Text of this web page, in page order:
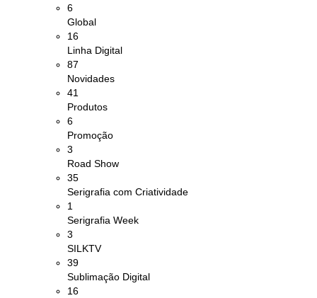
6
Global
16
Linha Digital
87
Novidades
41
Produtos
6
Promoção
3
Road Show
35
Serigrafia com Criatividade
1
Serigrafia Week
3
SILKTV
39
Sublimação Digital
16